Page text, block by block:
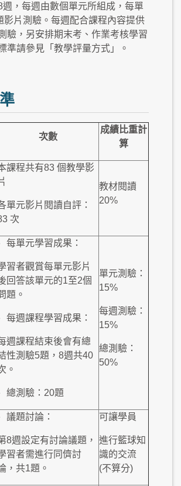
週，每週由數個單元所組成，每單
影片測驗。每週配合課程內容提供
驗，另安排期末考、作業考核學習
準請參見「教學評量方式」。
次數
成績比重計
算
課程共有83 個教學影
單元影片閱讀自評：
次
教材閱讀
20%
每單元學習成果：
習者觀賞每單元影片
回答該單元的1至2個
題。
每週課程學習成果：
週課程結束後會有總
性測驗5題，8週共40
。
總測驗：20題
單元測驗：
15%
每週測驗：
15%
總測驗：
50%
議題討論：
8週設定有討論議題，
習者需進行同儕討
，共1題。
可讓學員
進行籃球知
識的交流
(不算分)